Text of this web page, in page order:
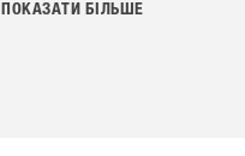
ПОКАЗАТИ БІЛЬШЕ